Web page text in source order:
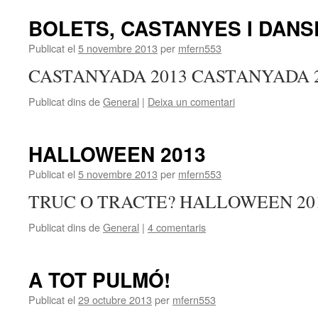
BOLETS, CASTANYES I
Publicat el 5 novembre 2013 per mfern553
CASTANYADA 2013 CASTANYADA
Publicat dins deGeneral | Deixa un comentari
HALLOWEEN 2013
Publicat el 5 novembre 2013 per mfern553
TRUC O TRACTE? HALLOWEEN
Publicat dins deGeneral | 4 comentaris
A TOT PULMÓ!
Publicat el 29 octubre 2013 per mfern553